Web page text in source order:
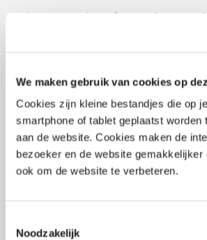
We maken gebruik van cookies op
Cookies zijn kleine bestandjes die op
smartphone of tablet geplaatst worden
aan de website. Cookies maken de
bezoeker en de website gemakkelijker
ook om de website te verbeteren.
Noodzakelijk
Inschrijven voor deze infosessies kan via
Ontdek alle EFRO-projecten
Projectendatabank
Samengevat